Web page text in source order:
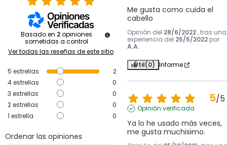
Basado en 2 opiniones
sometidas a control
Ver todas las reseñas de este sitio
5 estrellas
2
4estrellas
0
3 estrellas
0
2estrellas
0
1 estrella 0
Ordenar las opiniones
Me gusta como cuida el
cabello
Opinión del 28/6/2022 , tras una
experiencia del 25/5/2022 por
A.A.
Útil(0) Informe
5/5
Opinión verificada
Ya lo he usado más veces,
me gusta muchisimo.